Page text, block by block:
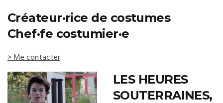
Créateur·rice de costumes
Chef·fe costumier·e
> Me contacter
LES HEURES
SOUTERRAINES,